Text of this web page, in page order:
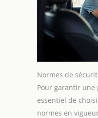
Normes de
Pour garantir
essentiel de
normes en